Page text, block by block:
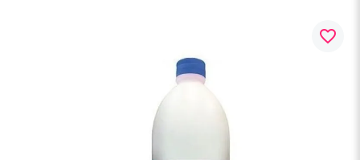
favorite_border